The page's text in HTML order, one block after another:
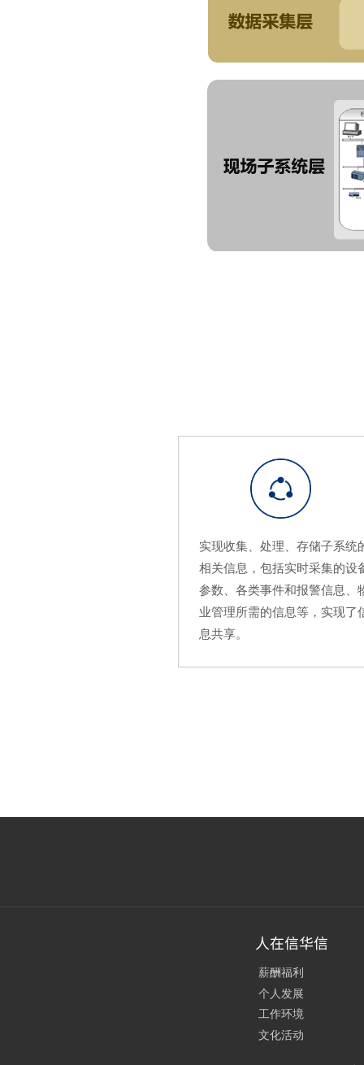
实现收集、处理、存储子系统
相关信息，包括实时采集的设
参数、各类事件和报警信息、
业管理所需的信息等，实现了
息共享。
人在信华信
薪酬福利
个人发展
工作环境
文化活动